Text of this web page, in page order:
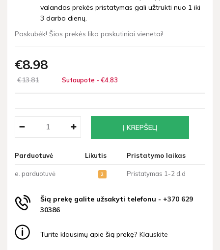
valandos prekės pristatymas gali užtrukti nuo 1 iki
3 darbo dienų.
Paskubėk! Šios prekės liko paskutiniai vienetai!
€8 98
€1381 Sutaupote - €483
Parduotuvė Likutis Pristatymo laikas
e. parduotuvė 2 Pristatymas 1-2 d.d
Šią prekę galite užsakyti telefonu - +370 629
30386
Turite klausimų apie šią prekę? Klauskite